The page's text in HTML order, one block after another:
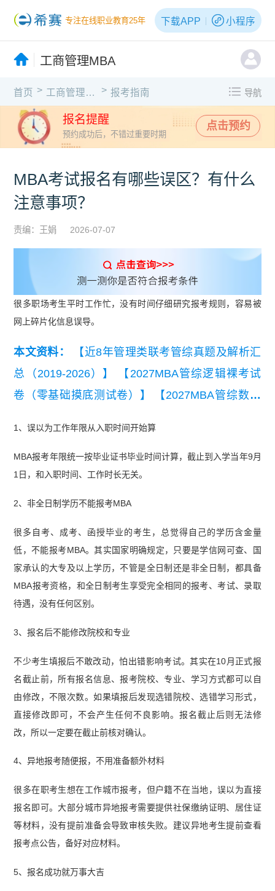
专注在线职业教育25年 下载APP 小程序
工商管理MBA
首页 > 工商管理MBA > 报考指南 导航
报名提醒
预约成功后，不错过重要时期
点击预约
MBA考试报名有哪些误区？有什么
注意事项？
责编：王娟 2026-07-07
很多职场考生平时工作忙，没有时间仔细研究报考规则，容易被
网上碎片化信息误导。
本文资料：
【近8年管理类联考管综真题及解析汇
总（2019-2026）】
【2027MBA管综逻辑裸考试
卷（零基础摸底测试卷）】
【2027MBA管综数学
6）】 【【复试干货】2026管理类联考复试备考资
料包】 【管综写作历年真题及范文汇总（2019-20
26年））】
1、误以为工作年限从入职时间开始算
MBA报考年限统一按毕业证书毕业时间计算，截止到入学当年9月
1日，和入职时间、工作时长无关。
2、非全日制学历不能报考MBA
很多自考、成考、函授毕业的考生，总觉得自己的学历含金量
低，不能报考MBA。其实国家明确规定，只要是学信网可查、国
家承认的大专及以上学历，不管是全日制还是非全日制，都具备
MBA报考资格，和全日制考生享受完全相同的报考、考试、录取
待遇，没有任何区别。
3、报名后不能修改院校和专业
不少考生填报后不敢改动，怕出错影响考试。其实在10月正式报
名截止前，所有报名信息、报考院校、专业、学习方式都可以自
由修改，不限次数。如果填报后发现选错院校、选错学习形式，
直接修改即可，不会产生任何不良影响。报名截止后则无法修
改，所以一定要在截止前核对确认。
4、异地报考随便报，不用准备额外材料
很多在职考生想在工作城市报考，但户籍不在当地，误以为直接
报名即可。大部分城市异地报考需要提供社保缴纳证明、居住证
等材料，没有提前准备会导致审核失败。建议异地考生提前查看
报考点公告，备好对应材料。
5、报名成功就万事大吉